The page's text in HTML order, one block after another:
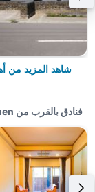
شاهد المزيد من
فنادق بالقرب من Otaru Kourakuen